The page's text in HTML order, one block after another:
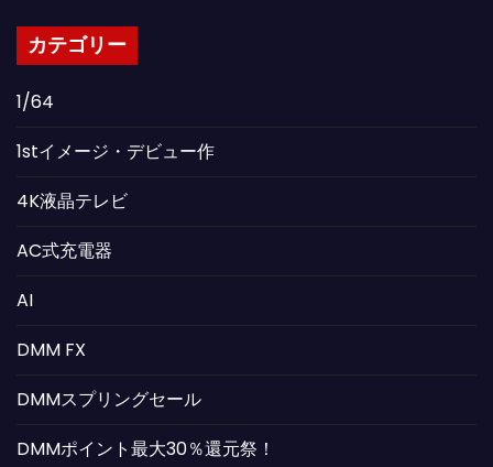
カテゴリー
1/64
1stイメージ・デビュー作
4K液晶テレビ
AC式充電器
AI
DMM FX
DMMスプリングセール
DMMポイント最大30％還元祭！